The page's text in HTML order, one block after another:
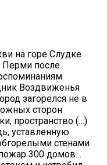
на горе Слудке
Перми после
Воздвиженья
загорелся не в
сторон
пространство (…)
уставленную
стенами
300 домов…